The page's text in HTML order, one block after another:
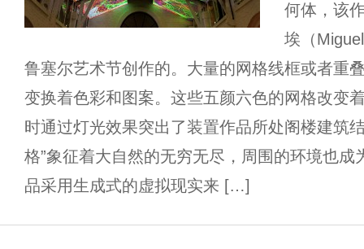
何体，该
埃（
鲁塞尔艺术节创作的。大量的网格线框或者重
变换着色彩和图案。这些五颜六色的网格改变
时通过灯光效果突出了装置作品所处阁楼建筑
格”象征着大自然的无穷无尽，周围的环境也成
品采用生成式的虚拟现实来 […]